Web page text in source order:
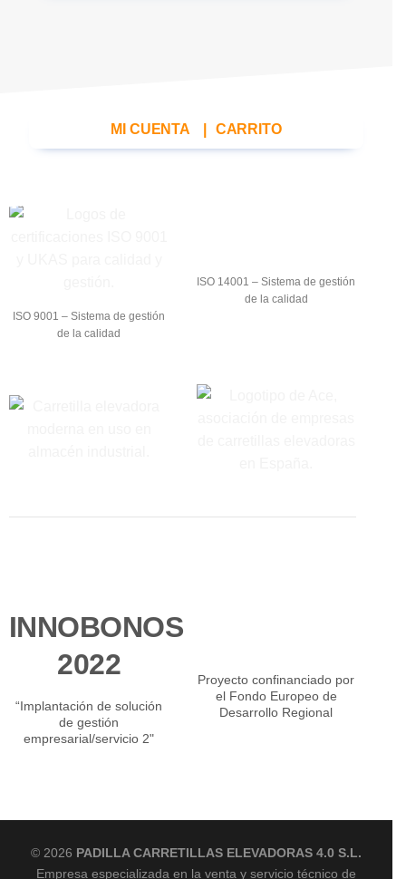
MI CUENTA CARRITO
ISO 9001 – Sistema de gestión
de la calidad
ISO 14001 – Sistema de gestión
de la calidad
INNOBONOS
2022
“Implantación de solución
de gestión
empresarial/servicio 2"
Proyecto confinanciado por
el Fondo Europeo de
Desarrollo Regional
© 2026 PADILLA CARRETILLAS ELEVADORAS 4.0 S.L.
Empresa especializada en la venta y servicio técnico de